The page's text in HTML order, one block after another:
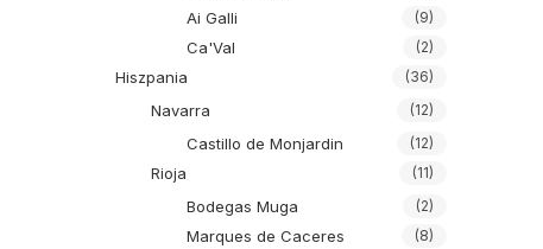
Ai Galli (9)
Ca'Val (2)
Hiszpania (36)
Navarra (12)
Castillo de Monjardin (12)
Rioja (11)
Bodegas Muga (2)
Marques de Caceres (8)